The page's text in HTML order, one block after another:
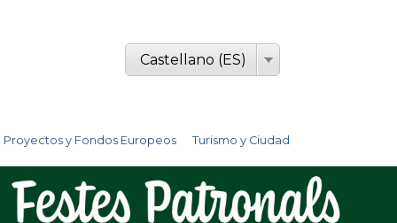
Castellano (ES)
Proyectos y Fondos Europeos Turismo y Ciudad